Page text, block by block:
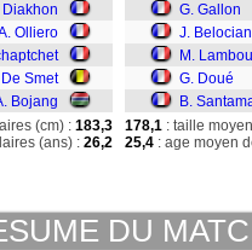
Diakhon
Olliero
De Smet
Bojang
G. Gallon
J. Belocian
M.
G. Doué
B.
(cm) : 183,3
(ans) : 26,2
178,1 : taille
25,4 : age moyen
DU